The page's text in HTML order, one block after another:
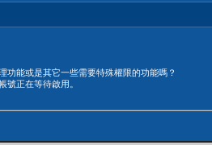
功能或是其它一些需要特殊權限的功能嗎？
號正在等待啟用。